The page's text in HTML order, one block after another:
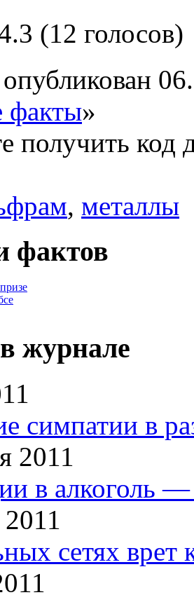
(12 голосов)
факты»
получить код
, металлы
фактов
журнале
симпатии в
2011
в алкоголь —
сетях врет